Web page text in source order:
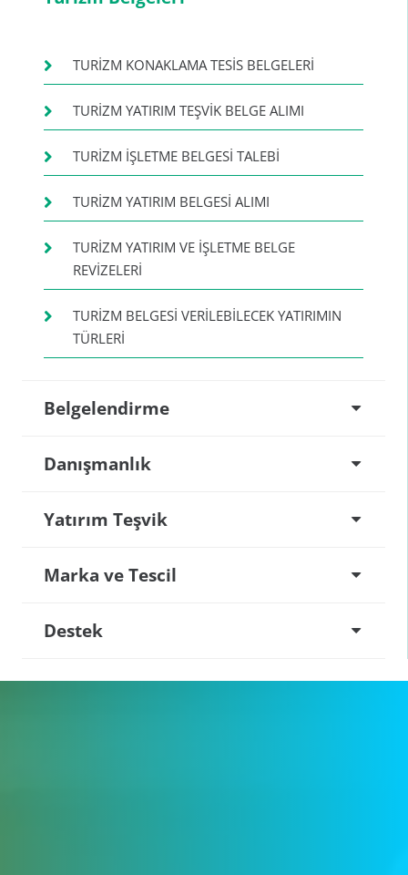
TURIZM KONAKLAMA TESIS BELGELERI
TURIZM YATIRIM TEŞVIK BELGE ALIMI
TURIZM IŞLETME BELGESI TALEBI
TURIZM YATIRIM BELGESI ALIMI
TURIZM YATIRIM VE IŞLETME BELGE
REVIZELERI
TURIZM BELGESI VERILEBILECEK YATIRIMIN
TÜRLERI
Belgelendirme
Danışmanlık
Yatırım Teşvik
Marka ve Tescil
Destek